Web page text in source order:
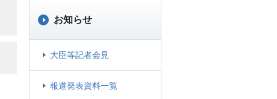
お知らせ
大臣等記者会見
報道発表資料一覧